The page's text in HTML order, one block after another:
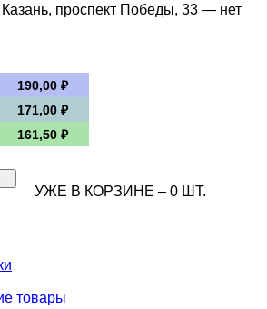
Казань, проспект Победы, 33 — нет
190,00 ₽
171,00 ₽
161,50 ₽
УЖЕ В КОРЗИНЕ – 0 ШТ.
товары